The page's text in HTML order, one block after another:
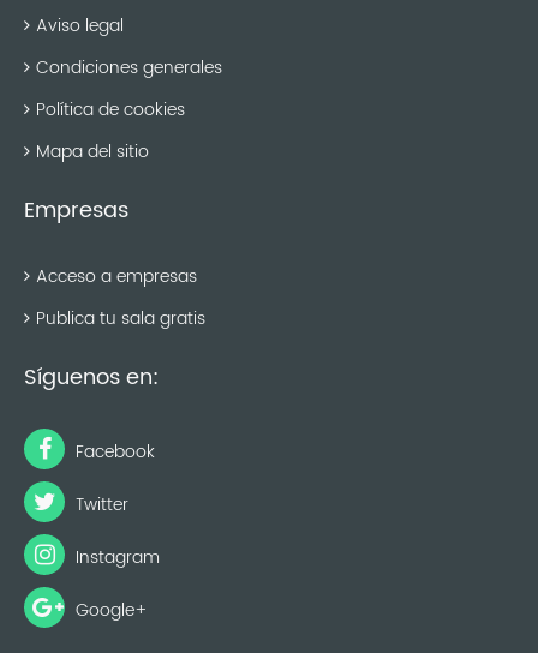
Aviso legal
Condiciones generales
Política de cookies
Mapa del sitio
Empresas
Acceso a empresas
Publica tu sala gratis
Síguenos en:
Facebook
Twitter
Instagram
Google+